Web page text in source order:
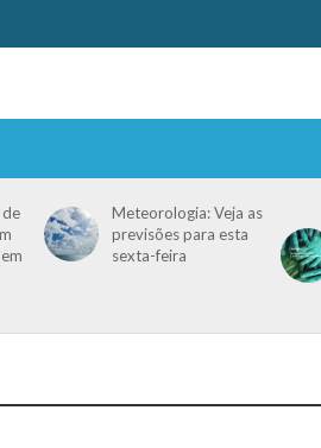
Meteorologia: Veja as
previsões para esta
sexta-feira